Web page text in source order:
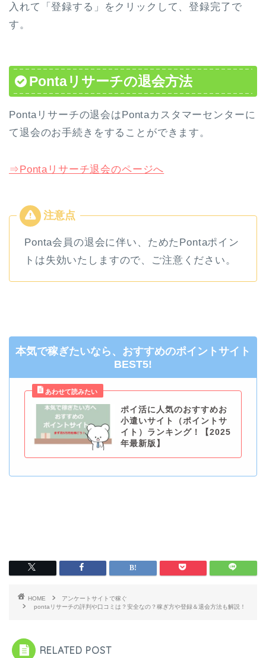
入れて「登録する」をクリックして、登録完了で
す。
Pontaリサーチの退会方法
Pontaリサーチの退会はPontaカスタマーセンターに
て退会のお手続きをすることができます。
⇒Pontaリサーチ退会のページへ
Ponta会員の退会に伴い、ためたPontaポイン
トは失効いたしますので、ご注意ください。
本気で稼ぎたいなら、おすすめのポイントサイト
BEST5!
ポイ活に人気のおすすめお
小遣いサイト（ポイントサ
イト）ランキング！【2025
年最新版】
HOME
アンケートサイトで稼ぐ
pontaリサーチの評判や口コミは？安全なの？稼ぎ方や登録＆退会方法も解説！
RELATED POST